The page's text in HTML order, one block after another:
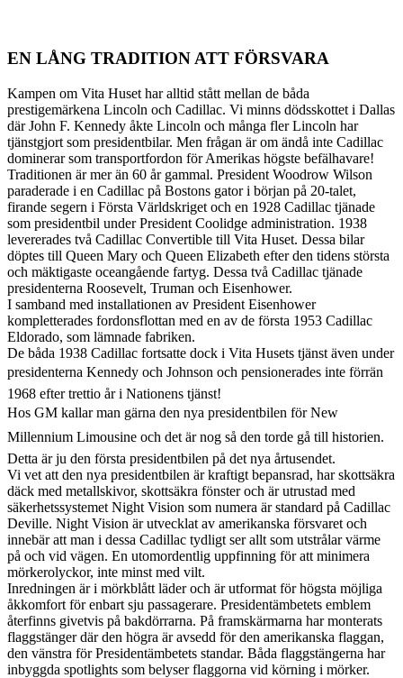
EN LÅNG TRADITION ATT FÖRSVARA
Kampen om Vita Huset har alltid stått mellan de båda
prestigemärkena Lincoln och Cadillac. Vi minns dödsskottet i Dallas
där John F. Kennedy åkte Lincoln och många fler Lincoln har
tjänstgjort som presidentbilar. Men frågan är om ändå inte Cadillac
dominerar som transportfordon för Amerikas högste befälhavare!
Traditionen är mer än 60 år gammal. President Woodrow Wilson
paraderade i en Cadillac på Bostons gator i början på 20-talet,
firande segern i Första Världskriget och en 1928 Cadillac tjänade
som presidentbil under President Coolidge administration. 1938
levererades två Cadillac Convertible till Vita Huset. Dessa bilar
döptes till Queen Mary och Queen Elizabeth efter den tidens största
och mäktigaste oceangående fartyg. Dessa två Cadillac tjänade
presidenterna Roosevelt, Truman och Eisenhower.
I samband med installationen av President Eisenhower
kompletterades fordonsflottan med en av de första 1953 Cadillac
Eldorado, som lämnade fabriken.
De båda 1938 Cadillac fortsatte dock i Vita Husets tjänst även under
presidenterna Kennedy och Johnson och pensionerades inte förrän
1968 efter trettio år i Nationens tjänst!
Hos GM kallar man gärna den nya presidentbilen för New
Millennium Limousine och det är nog så den torde gå till historien.
Detta är ju den första presidentbilen på det nya årtusendet.
Vi vet att den nya presidentbilen är kraftigt bepansrad, har skottsäkra
däck med metallskivor, skottsäkra fönster och är utrustad med
säkerhetssystemet Night Vision som numera är standard på Cadillac
Deville. Night Vision är utvecklat av amerikanska försvaret och
innebär att man i dessa Cadillac tydligt ser allt som utstrålar värme
på och vid vägen. En utomordentlig uppfinning för att minimera
mörkerolyckor, inte minst med vilt.
Inredningen är i mörkblått läder och är utformat för högsta möjliga
åkkomfort för enbart sju passagerare. Presidentämbetets emblem
återfinns givetvis på bakdörrarna. På framskärmarna har monterats
flaggstänger där den högra är avsedd för den amerikanska flaggan,
den vänstra för Presidentämbetets standar. Båda flaggstängerna har
inbyggda spotlights som belyser flaggorna vid körning i mörker.